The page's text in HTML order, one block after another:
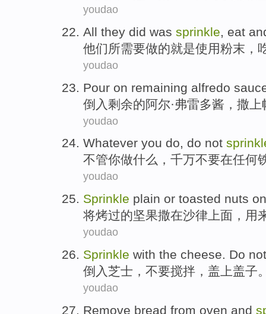
youdao
All they did was sprinkle, eat
他们所需要做的就是使用粉末 ，
youdao
Pour on remaining alfredo
倒入 剩余的阿尔·弗雷多酱 ， 撒上
youdao
Whatever you do, do not
不管你做什么，千万不要在任何
youdao
Sprinkle plain or toasted nuts on
将烤过的坚果撒在沙律上面，用
youdao
Sprinkle with the cheese. Do not
倒入芝士 ， 不要搅拌 ， 盖 上盖子
youdao
Remove bread from oven and